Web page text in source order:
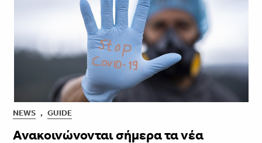
NEWS , GUIDE
Ανακοινώνονται σήμερα τα νέα